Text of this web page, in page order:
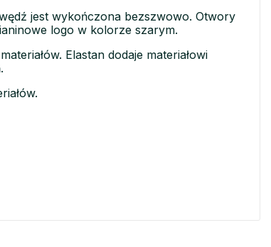
jest wykończona bezszwowo. Otwory
logo w kolorze szarym.
Elastan dodaje materiałowi